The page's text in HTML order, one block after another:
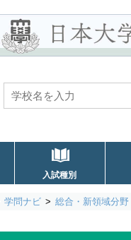
入試種別
学問ナビ 総合・新領域分野